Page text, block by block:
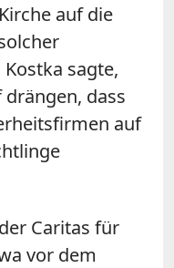
auf die
sagte,
dass
auf
Caritas für
vor dem